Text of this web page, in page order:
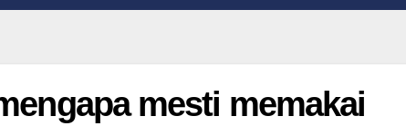
mesti memakai